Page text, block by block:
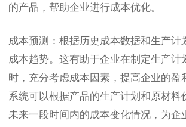
的产品，帮助企业进行成本优化。
成本预测：根据历史成本数据和生产计
成本趋势。这有助于企业在制定生产计
时，充分考虑成本因素，提高企业的盈
系统可以根据产品的生产计划和原材料
未来一段时间内的成本变化情况，为企